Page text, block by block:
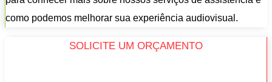
como podemos melhorar sua experiência audiovisual.
SOLICITE UM ORÇAMENTO